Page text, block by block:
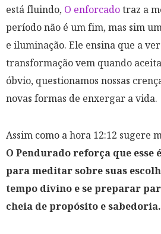
está fluindo, O enforcadotraz a
período não é um fim, mas sim
e iluminação. Ele ensina que a
transformação vem quando
óbvio, questionamos nossas
novas formas de enxergar a vida.
Assim como a hora 12:12 sugere
O Pendurado reforça que esse
para meditar sobre suas
tempo divino e se preparar
cheia de propósito e sabedoria.